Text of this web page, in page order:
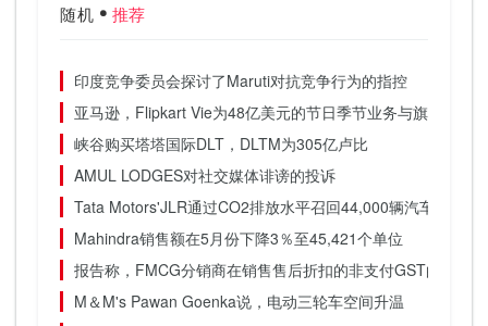
随机 推荐
印度竞争委员会探讨了Maruti对抗竞争行为的指控
亚马逊，Flipkart Vie为48亿美元的节日季节业务与旗舰销售
峡谷购买塔塔国际DLT，DLTM为305亿卢比
AMUL LODGES对社交媒体诽谤的投诉
Tata Motors'JLR通过CO2排放水平召回44,000辆汽车
Mahindra销售额在5月份下降3％至45,421个单位
报告称，FMCG分销商在销售售后折扣的非支付GST的雷达下
M＆M's Pawan Goenka说，电动三轮车空间升温